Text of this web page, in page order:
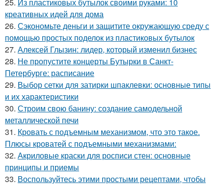
креативных идей для дома
26. Сэкономьте деньги и защитите окружающую среду с
помощью простых поделок из пластиковых бутылок
27. Алексей Глызин: лидер, который изменил бизнес
28. Не пропустите концерты Бутырки в Санкт-
Петербурге: расписание
29. Выбор сетки для затирки шпаклевки: основные типы
и их характеристики
30. Строим свою банину: создание самодельной
металлической печи
31. Кровать с подъемным механизмом, что это такое.
Плюсы кроватей с подъемными механизмами:
32. Акриловые краски для росписи стен: основные
принципы и приемы
33. Воспользуйтесь этими простыми рецептами, чтобы